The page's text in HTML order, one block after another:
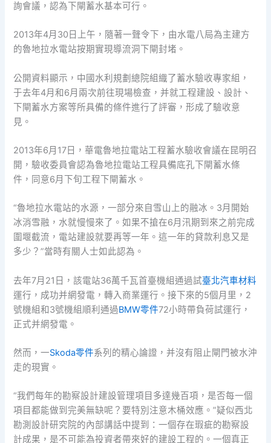
詢會議，認為下閘蓄水基本可行。
2013年4月30日上午，隨著一聲令下，由水電八局為主建方
的魯地拉水電站按期實現導流洞下閘封堵。
公開資料顯示，中國水利規劃總院組織了蓄水驗收專家組，
于去年4月和6月兩次前往現場檢查，并就工程建設、設計、
下閘蓄水方案等所具備的條件進行了評審，形成了驗收意
見。
2013年6月17日，華電魯地拉電站工程蓄水驗收會議在昆明召
開，驗收委員會認為魯地拉電站工程具備底孔下閘蓄水條
件，同意6月下旬工程下閘蓄水。
“魯地拉水電站的水源，一部分來自雪山上的融冰。3月開始
冰消雪融，水就慢慢來了。如果不搶在6月汛期到來之前完成
圍堰截流，電站建設就要再等一年。這一年的貸款利息又是
多少？”當時有關人士如此認為。
去年7月21日，該電站36萬千瓦首臺機組通過試臺北汽車材料
運行，成功并網發電，轉入商業運行。接下來的5個月里，2
號機組和3號機組順利通過BMW零件72小時帶負荷試運行，
正式并網發電。
然而，一Skoda零件系列的精心論證，并沒有阻止閘門被水沖
走的現實。
“我們每年的勘察設計建設管理項目多達幾百項，是否每一個
項目都能做到完美無缺呢？要特別注意木桶效應。”疑似西北
勘測設計研究院的內部講話中提到：一個存在瑕疵的勘察設
計成果，是不可能為投資者帶來好的建設工程的。一個真正